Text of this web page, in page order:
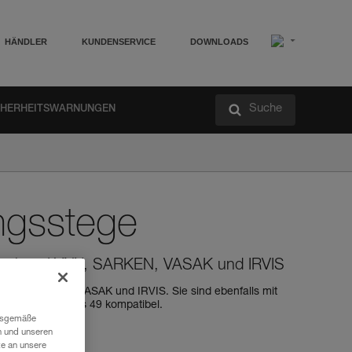
HÄNDLER KUNDENSERVICE DOWNLOADS
Suche
LYNX, SARKEN, VASAK und IRVIS
SARKEN, VASAK und IRVIS. Sie sind ebenfalls mit
38 bis 49 kompatibel.
und unseren
an unsere